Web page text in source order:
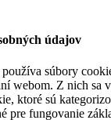
údajov
súbory
webom. Z nich sa
ktoré sú
pre fungovanie